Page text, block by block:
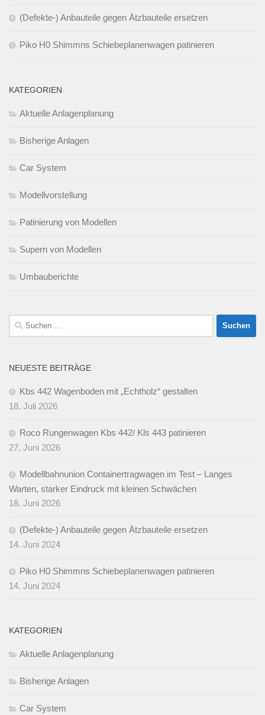
(Defekte-) Anbauteile gegen Ätzbauteile ersetzen
Piko H0 Shimmns Schiebeplanenwagen patinieren
KATEGORIEN
Aktuelle Anlagenplanung
Bisherige Anlagen
Car System
Modellvorstellung
Patinierung von Modellen
Supern von Modellen
Umbauberichte
Suchen
nach:
NEUESTE BEITRÄGE
Kbs 442 Wagenboden mit „Echtholz“ gestalten
18. Juli 2026
Roco Rungenwagen Kbs 442/ Kls 443 patinieren
27. Juni 2026
Modellbahnunion Containertragwagen im Test – Langes
Warten, starker Eindruck mit kleinen Schwächen
18. Juni 2026
(Defekte-) Anbauteile gegen Ätzbauteile ersetzen
14. Juni 2024
Piko H0 Shimmns Schiebeplanenwagen patinieren
14. Juni 2024
KATEGORIEN
Aktuelle Anlagenplanung
Bisherige Anlagen
Car System